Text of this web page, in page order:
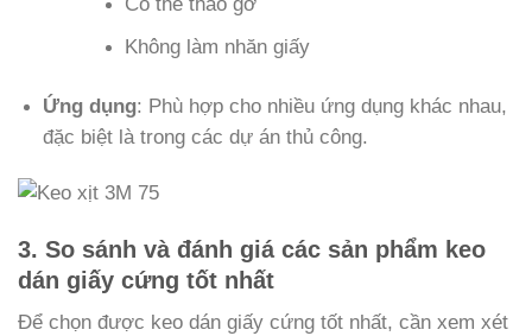
Không làm nhăn giấy
Ứng dụng: Phù hợp cho nhiều ứng dụng khác nhau,
đặc biệt là trong các dự án thủ công.
3. So sánh và đánh giá các sản phẩm keo
dán giấy cứng tốt nhất
Để chọn được keo dán giấy cứng tốt nhất, cần xem xét